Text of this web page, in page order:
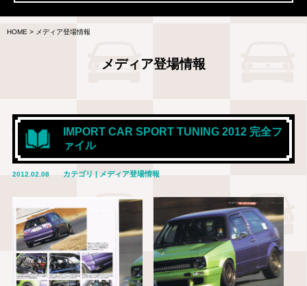
HOME > メディア登場情報
メディア登場情報
IMPORT CAR SPORT TUNING 2012 完全フ
ァイル
2012.02.08 カテゴリ | メディア登場情報